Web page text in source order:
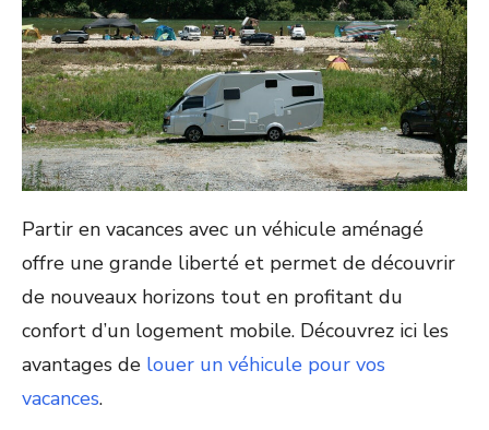
Partir en vacances avec un véhicule aménagé
offre une grande liberté et permet de découvrir
de nouveaux horizons tout en profitant du
confort d’un logement mobile. Découvrez ici les
avantages de louer un véhicule pour vos
vacances.